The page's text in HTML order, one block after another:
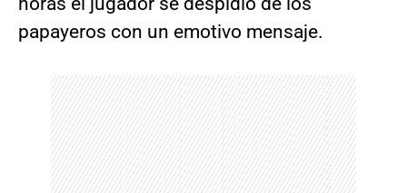
papayeros con un emotivo mensaje.